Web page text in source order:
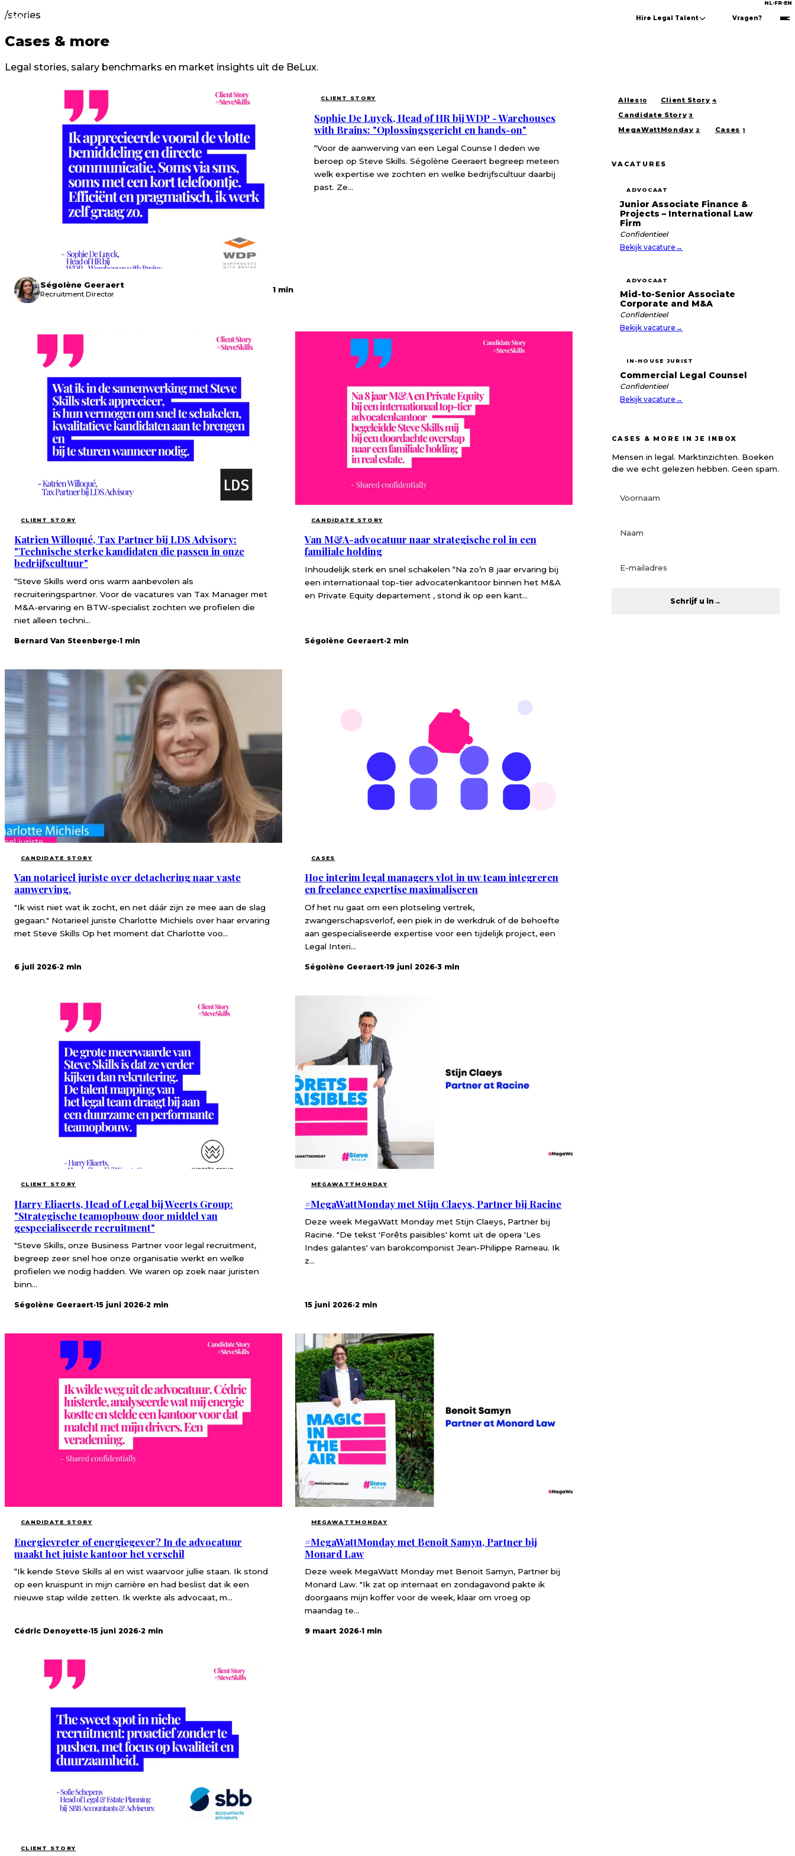
NL·FR·EN
Hire Legal Talent Vragen?
/stories
Cases & more
Legal stories, salary benchmarks en market insights uit de BeLux.
Ségolène Geeraert
Recruitment Director
1 min
CLIENT STORY
Sophie De Luyck, Head of HR bij WDP - Warehouses
with Brains: "Oplossingsgericht en hands-on"
“Voor de aanwerving van een Legal Counse l deden we
beroep op Steve Skills. Ségolène Geeraert begreep meteen
welk expertise we zochten en welke bedrijfscultuur daarbij
past. Ze...
CLIENT STORY
Katrien Willoqué, Tax Partner bij LDS Advisory:
"Technische sterke kandidaten die passen in onze
bedrijfscultuur"
“Steve Skills werd ons warm aanbevolen als
recruiteringspartner. Voor de vacatures van Tax Manager met
M&A-ervaring en BTW-specialist zochten we profielen die
niet alleen techni...
Bernard Van Steenberge·1 min
CANDIDATE STORY
Van M&A-advocatuur naar strategische rol in een
familiale holding
Inhoudelijk sterk en snel schakelen “Na zo’n 8 jaar ervaring bij
een internationaal top-tier advocatenkantoor binnen het M&A
en Private Equity departement , stond ik op een kant...
Ségolène Geeraert·2 min
CANDIDATE STORY
Van notarieel juriste over detachering naar vaste
aanwerving.
"Ik wist niet wat ik zocht, en net dáár zijn ze mee aan de slag
gegaan." Notarieel juriste Charlotte Michiels over haar ervaring
met Steve Skills Op het moment dat Charlotte voo...
6 juli 2026·2 min
CASES
Hoe interim legal managers vlot in uw team integreren
en freelance expertise maximaliseren
Of het nu gaat om een plotseling vertrek,
zwangerschapsverlof, een piek in de werkdruk of de behoefte
aan gespecialiseerde expertise voor een tijdelijk project, een
Legal Interi...
Ségolène Geeraert·19 juni 2026·3 min
CLIENT STORY
Harry Eliaerts, Head of Legal bij Weerts Group:
"Strategische teamopbouw door middel van
gespecialiseerde recruitment"
"Steve Skills, onze Business Partner voor legal recruitment,
begreep zeer snel hoe onze organisatie werkt en welke
profielen we nodig hadden. We waren op zoek naar juristen
binn...
Ségolène Geeraert·15 juni 2026·2 min
MEGAWATTMONDAY
#MegaWattMonday met Stijn Claeys, Partner bij Racine
Deze week MegaWatt Monday met Stijn Claeys, Partner bij
Racine. "De tekst 'Forêts paisibles' komt uit de opera 'Les
Indes galantes' van barokcomponist Jean-Philippe Rameau. Ik
z...
15 juni 2026·2 min
CANDIDATE STORY
Energievreter of energiegever? In de advocatuur
maakt het juiste kantoor het verschil
“Ik kende Steve Skills al en wist waarvoor jullie staan. Ik stond
op een kruispunt in mijn carrière en had beslist dat ik een
nieuwe stap wilde zetten. Ik werkte als advocaat, m...
Cédric Denoyette·15 juni 2026·2 min
MEGAWATTMONDAY
#MegaWattMonday met Benoit Samyn, Partner bij
Monard Law
Deze week MegaWatt Monday met Benoit Samyn, Partner bij
Monard Law. "Ik zat op internaat en zondagavond pakte ik
doorgaans mijn koffer voor de week, klaar om vroeg op
maandag te...
9 maart 2026·1 min
CLIENT STORY
Alles10 Client Story 4
Candidate Story 3
MegaWattMonday 2 Cases 1
VACATURES
ADVOCAAT
Junior Associate Finance &
Projects – International Law
Firm
Confidentieel
Bekijk vacature →
ADVOCAAT
Mid-to-Senior Associate
Corporate and M&A
Confidentieel
Bekijk vacature →
IN-HOUSE JURIST
Commercial Legal Counsel
Confidentieel
Bekijk vacature →
CASES & MORE IN JE INBOX
Mensen in legal. Marktinzichten. Boeken
die we echt gelezen hebben. Geen spam.
Schrijf u in →